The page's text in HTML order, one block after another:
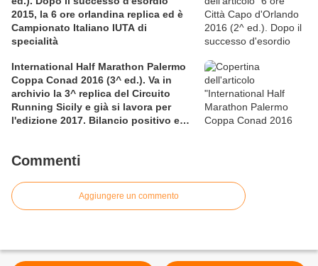
2015, la 6 ore orlandina replica ed è
Campionato Italiano IUTA di
specialità
International Half Marathon Palermo
Coppa Conad 2016 (3^ ed.). Va in
archivio la 3^ replica del Circuito
Running Sicily e già si lavora per
l'edizione 2017. Bilancio positivo e
Commenti
Aggiungere un commento